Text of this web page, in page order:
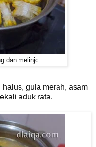
dan melinjo
gula merah, asam
aduk rata.